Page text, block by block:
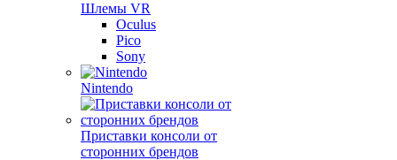
Шлемы VR
Oculus
Pico
Sony
Nintendo
Приставки консоли от
сторонних брендов